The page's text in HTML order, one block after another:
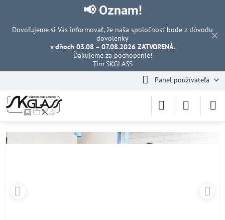
✕
📢 Oznam!
Dovoľujeme si Vás informovať, že naša spoločnosť bude z dôvodu
dovolenky
v dňoch 03.08 – 07.08.2026 ZATVORENÁ.
Ďakujeme za pochopenie!
Tím SKGLASS
Panel používateľa